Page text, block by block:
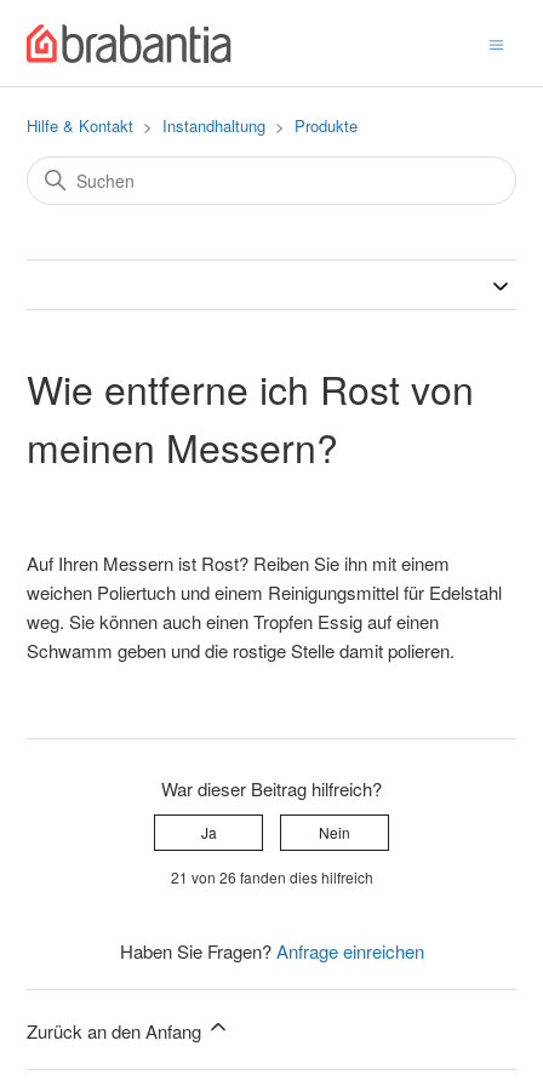
Hilfe & Kontakt Instandhaltung Produkte
Wie entferne ich Rost von
meinen Messern?
Auf Ihren Messern ist Rost? Reiben Sie ihn mit einem
weichen Poliertuch und einem Reinigungsmittel für Edelstahl
weg. Sie können auch einen Tropfen Essig auf einen
Schwamm geben und die rostige Stelle damit polieren.
War dieser Beitrag hilfreich?
Ja Nein
21 von 26 fanden dies hilfreich
Haben Sie Fragen?Anfrage einreichen
Zurück an den Anfang